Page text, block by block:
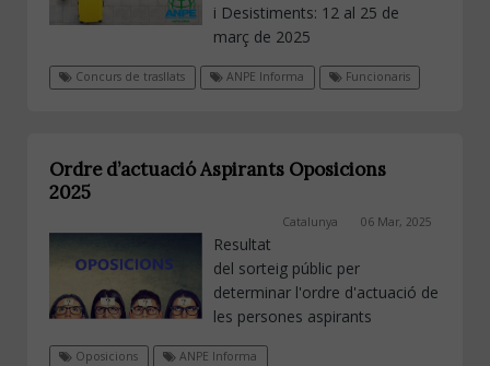
i Desistiments: 12 al 25 de
març de 2025
Concurs de trasllats ANPE Informa Funcionaris
Ordre d’actuació Aspirants Oposicions
2025
Catalunya 06 Mar, 2025
Resultat
del sorteig públic per
determinar l'ordre d'actuació de
les persones aspirants
Oposicions ANPE Informa